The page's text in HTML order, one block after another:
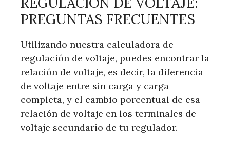
PREGUNTAS FRECUENTES
Utilizando nuestra calculadora de
regulación de voltaje, puedes encontrar la
relación de voltaje, es decir, la diferencia
de voltaje entre sin carga y carga
completa, y el cambio porcentual de esa
relación de voltaje en los terminales de
voltaje secundario de tu regulador.